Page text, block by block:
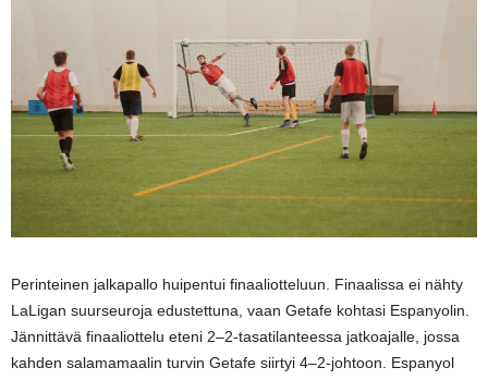
Perinteinen jalkapallo huipentui finaaliotteluun. Finaalissa ei nähty
LaLigan suurseuroja edustettuna, vaan Getafe kohtasi Espanyolin.
Jännittävä finaaliottelu eteni 2–2-tasatilanteessa jatkoajalle, jossa
kahden salamamaalin turvin Getafe siirtyi 4–2-johtoon. Espanyol